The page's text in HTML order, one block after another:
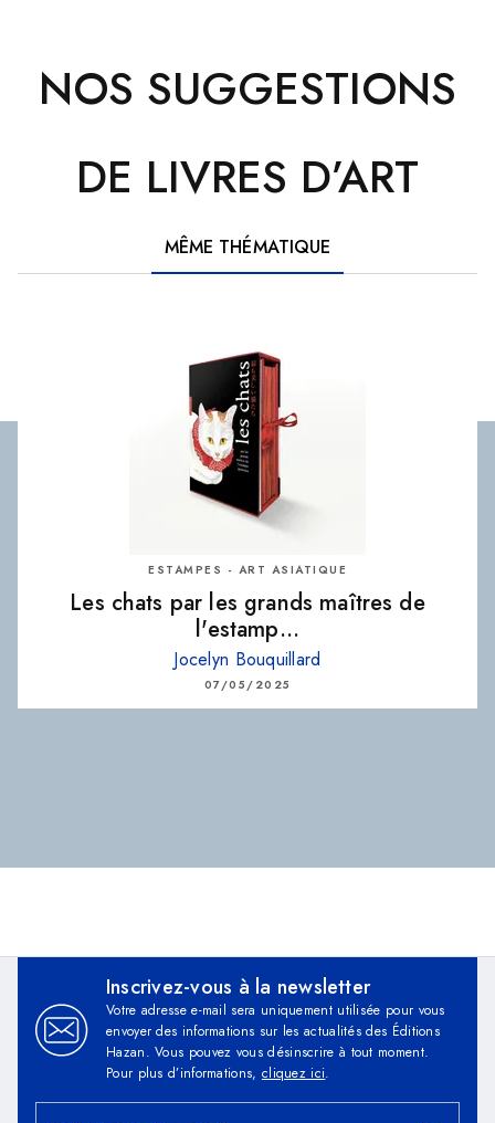
NOS SUGGESTIONS
DE LIVRES D’ART
MÊME THÉMATIQUE
ESTAMPES - ART ASIATIQUE
Les chats par les grands maîtres de
l'estamp…
Jocelyn Bouquillard
07/05/2025
Inscrivez-vous à la newsletter
Votre adresse e-mail sera uniquement utilisée pour vous
envoyer des informations sur les actualités des Éditions
Hazan. Vous pouvez vous désinscrire à tout moment.
Pour plus d’informations, cliquez ici.